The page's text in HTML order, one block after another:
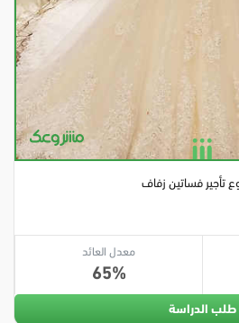
تأجير فساتين زفاف
معدل العائد
65
طلب الدراسة